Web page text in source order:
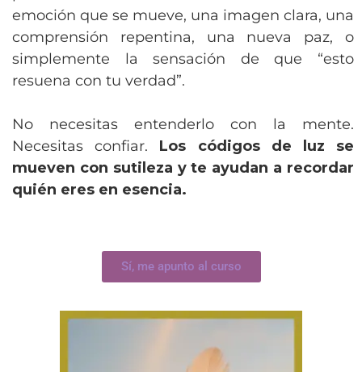
emoción que se mueve, una imagen clara, una
comprensión repentina, una nueva paz, o
simplemente la sensación de que “esto
resuena con tu verdad”.
No necesitas entenderlo con la mente.
Necesitas confiar. Los códigos de luz se
mueven con sutileza y te ayudan a recordar
quién eres en esencia.
Sí, me apunto al curso